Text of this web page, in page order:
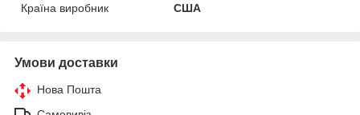
Країна виробник
США
Умови доставки
Нова Пошта